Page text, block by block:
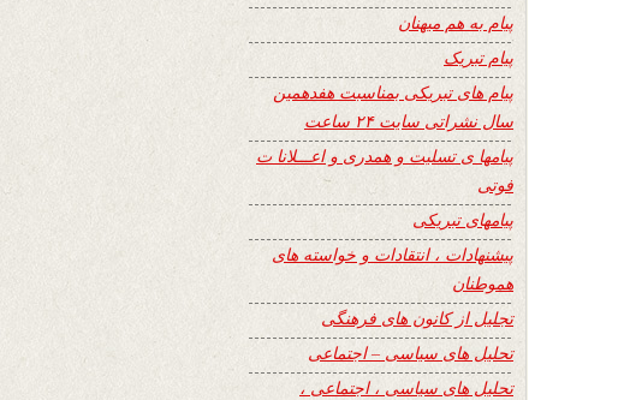
پیام به هم میهنان
پیام تبریک
پیام های تبریکی بمناسبت هفدهمین
سال نشراتی سایت ۲۴ ساعت
پیامها ی تسلیت و همدری و اعـــلانا ت
فوتی
پیامهای تبریکی
پیشنهادات ، انتقادات و خواسته های
هموطنان
تجلیل از کانون های فرهنگی
تحلیل های سیاسی – اجتماعی
تحلیل های سیاسی ، اجتماعی ،